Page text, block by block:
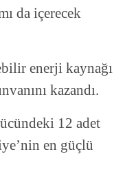
da içerecek
enerji kaynağı
kazandı.
12 adet
en güçlü